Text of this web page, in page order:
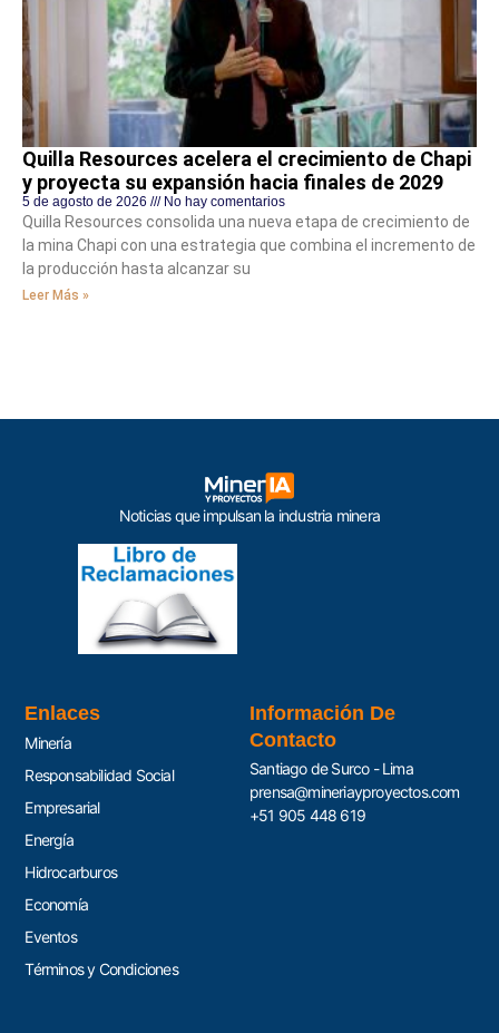
Quilla Resources acelera el crecimiento de Chapi
y proyecta su expansión hacia finales de 2029
5 de agosto de 2026 No hay comentarios
Quilla Resources consolida una nueva etapa de crecimiento de
la mina Chapi con una estrategia que combina el incremento de
la producción hasta alcanzar su
Leer Más »
Noticias que impulsan la industria minera
Enlaces
Minería
Responsabilidad Social
Empresarial
Energía
Hidrocarburos
Economía
Eventos
Términos y Condiciones
Información De
Contacto
Santiago de Surco - Lima
prensa@mineriayproyectos.com
+51 905 448 619